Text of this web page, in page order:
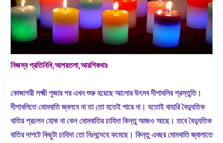
নিজস্ব প্রতিনিধি,আগরতলা,আরশিকথাঃ
কোজাগরী লক্ষ্মী পূজার পর এখন শুরু হয়েছে আলোর উৎসব দীপাবলির প্রস্তুতি।
দীপাবলিতে মোমবাতি জ্বলবে না তা তো হতেই পারে না। যতোই বাহারি বৈদ্যুতিক
বাতির প্রচলন হোক না কেন মোমবাতির চাহিদা কিন্তু আজও আছে। তবে বৈদ্যুতিক
বাতির দাপটে কিছুটা চাহিদা তো নিঃসন্দেহে কমেছে। কিন্তু এবছর মোমবাতি জ্বালাতে